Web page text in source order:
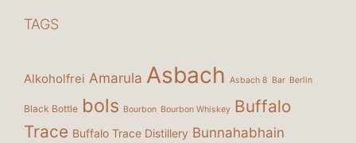
TAGS
Alkoholfrei Amarula Asbach Asbach 8 Bar Berlin
Black Bottle bols Bourbon Bourbon Whiskey Buffalo
Trace Buffalo Trace Distillery Bunnahabhain